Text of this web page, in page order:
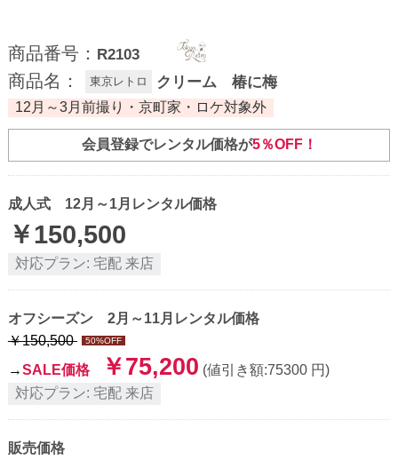
商品番号： R2103
商品名： 東京レトロ クリーム 椿に梅
12月～3月前撮り・京町家・ロケ対象外
会員登録でレンタル価格が5％OFF！
成人式 12月～1月レンタル価格
￥150,500
対応プラン: 宅配 来店
オフシーズン 2月～11月レンタル価格
￥150,500 50%OFF
→SALE価格 ￥75,200 (値引き額:75300円)
対応プラン: 宅配 来店
販売価格